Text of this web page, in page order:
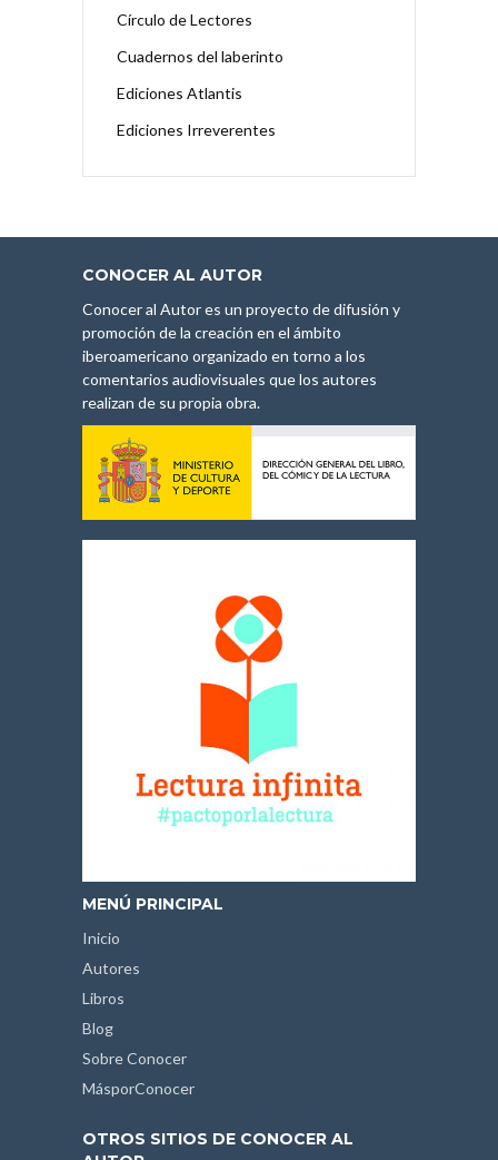
Círculo de Lectores
Cuadernos del laberinto
Ediciones Atlantis
Ediciones Irreverentes
CONOCER AL AUTOR
Conocer al Autor es un proyecto de difusión y
promoción de la creación en el ámbito
iberoamericano organizado en torno a los
comentarios audiovisuales que los autores
realizan de su propia obra.
MENÚ PRINCIPAL
Inicio
Autores
Libros
Blog
Sobre Conocer
MásporConocer
OTROS SITIOS DE CONOCER AL